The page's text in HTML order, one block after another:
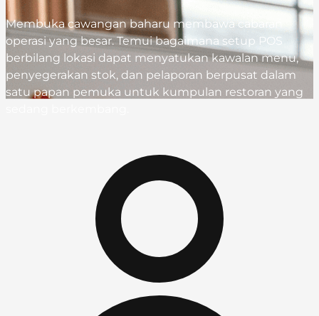
Membuka cawangan baharu membawa cabaran
operasi yang besar. Temui bagaimana setup POS
berbilang lokasi dapat menyatukan kawalan menu,
penyegerakan stok, dan pelaporan berpusat dalam
satu papan pemuka untuk kumpulan restoran yang